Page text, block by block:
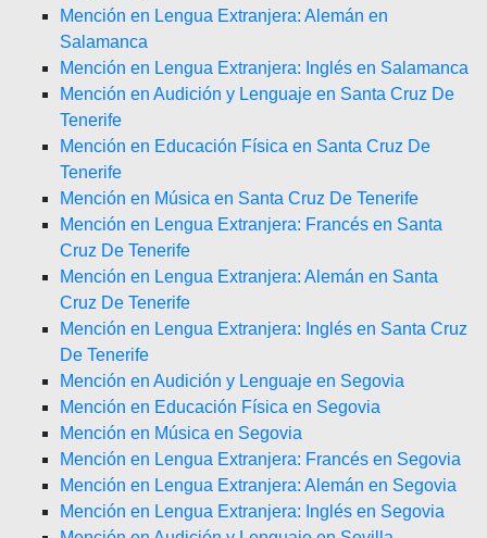
Mención en Lengua Extranjera: Alemán en
Salamanca
Mención en Lengua Extranjera: Inglés en Salamanca
Mención en Audición y Lenguaje en Santa Cruz De
Tenerife
Mención en Educación Física en Santa Cruz De
Tenerife
Mención en Música en Santa Cruz De Tenerife
Mención en Lengua Extranjera: Francés en Santa
Cruz De Tenerife
Mención en Lengua Extranjera: Alemán en Santa
Cruz De Tenerife
Mención en Lengua Extranjera: Inglés en Santa Cruz
De Tenerife
Mención en Audición y Lenguaje en Segovia
Mención en Educación Física en Segovia
Mención en Música en Segovia
Mención en Lengua Extranjera: Francés en Segovia
Mención en Lengua Extranjera: Alemán en Segovia
Mención en Lengua Extranjera: Inglés en Segovia